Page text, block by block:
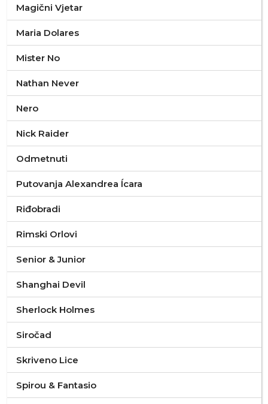
Magični Vjetar
Maria Dolares
Mister No
Nathan Never
Nero
Nick Raider
Odmetnuti
Putovanja Alexandrea Ícara
Riđobradi
Rimski Orlovi
Senior & Junior
Shanghai Devil
Sherlock Holmes
Siročad
Skriveno Lice
Spirou & Fantasio